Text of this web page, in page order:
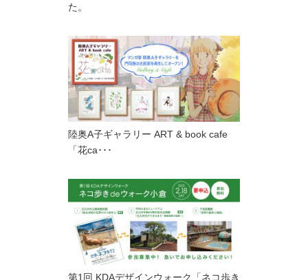
た。
陸奥A子ギャラリー ART & book cafe
「花ca･･･
第1回 KDAデザインウォーク「ネコ歩き